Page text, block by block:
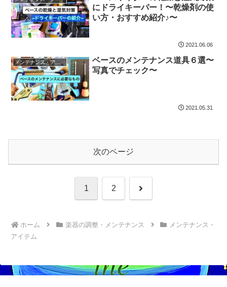
にドライキーパー！〜乾燥剤の使
い方・おすすめ紹介♪〜
2021.06.06
ベースのメンテナンス道具６選〜
写真でチェック〜
2021.05.31
次のページ
1 2 次
ホーム 楽器の調整・メンテナンス
メンテナンス・
アイテム